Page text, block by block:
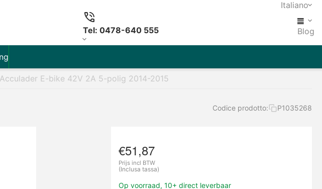
Italiano
Tel: 0478-640 555 Blog
E-bike 42V 2A 5-polig 2014-2015
Codice prodotto: P1035268
€51,87
Prijs incl BTW
(Inclusa tassa)
Op voorraad, 10+ direct leverbaar